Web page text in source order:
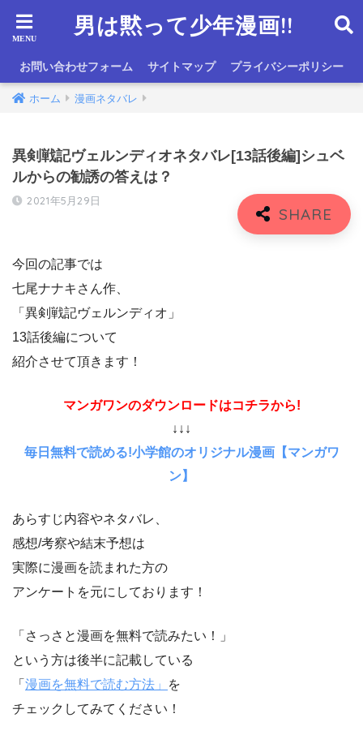
男は黙って少年漫画!!
お問い合わせフォーム サイトマップ プライバシーポリシー
ホーム 漫画ネタバレ
異剣戦記ヴェルンディオネタバレ[13話後編]シュベ
ルからの勧誘の答えは？
2021年5月29日
今回の記事では
七尾ナナキさん作、
「異剣戦記ヴェルンディオ」
13話後編について
紹介させて頂きます！
マンガワンのダウンロードはコチラから!
↓↓↓
毎日無料で読める!小学館のオリジナル漫画【マンガワ
ン】
あらすじ内容やネタバレ、
感想/考察や結末予想は
実際に漫画を読まれた方の
アンケートを元にしております！
「さっさと漫画を無料で読みたい！」
という方は後半に記載している
「 漫画を無料で読む方法」
を
チェックしてみてください！